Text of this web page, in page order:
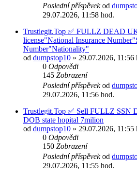
Poslední příspěvekod
29.07.2026, 11:58 hod.
Trustlegit.Top ✅ FULLZ DEAD
license"National Insurance
Number"Nationality"
od dumpstop10 » 29.07.2026, 11:56
0 Odpovědi
145 Zobrazení
Poslední příspěvekod
29.07.2026, 11:56 hod.
Trustlegit.Top ✅ Sell FULLZ SSN
DOB state hopital 7milion
od dumpstop10 » 29.07.2026, 11:55
0 Odpovědi
150 Zobrazení
Poslední příspěvekod
29.07.2026, 11:55 hod.